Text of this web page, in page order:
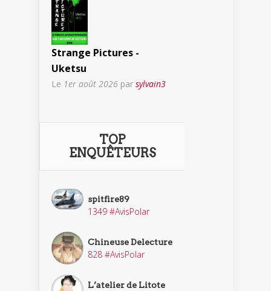
Strange Pictures -
Uketsu
Le 1er août 2026 par sylvain3
TOP
ENQUÊTEURS
spitfire89
1349 #AvisPolar
Chineuse Delecture
828 #AvisPolar
L’atelier de Litote